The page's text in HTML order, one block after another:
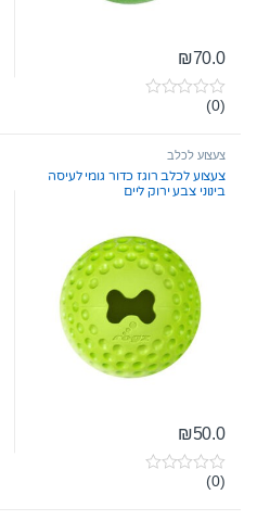
₪70.0
0
t
o
f
5
(0)
צעצוע לכלב
צעצוע לכלב רוגז כדור גומי לעיסה
בינוני צבע ירוק ליים
₪50.0
0(0)